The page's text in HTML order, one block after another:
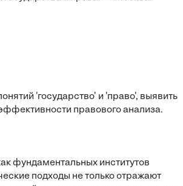
'государство' и 'право', выявить
правового анализа.
фундаментальных институтов
подходы не только отражают